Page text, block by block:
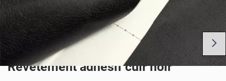
Revêtement adhésif cuir noir